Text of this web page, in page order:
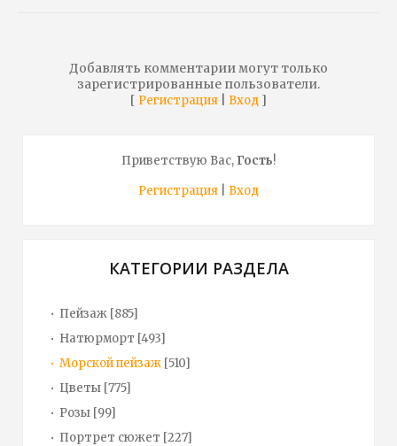
Добавлять комментарии могут только
зарегистрированные пользователи.
[ Регистрация Вход ]
Приветствую Вас,Гость!
Регистрация
Вход
КАТЕГОРИИ РАЗДЕЛА
Пейзаж [885]
Натюрморт [493]
Морской пейзаж [510]
Цветы [775]
Розы [99]
Портрет сюжет [227]